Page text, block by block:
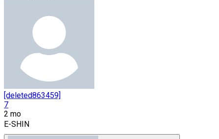
[deleted863459]
7
2 mo
E-SHIN